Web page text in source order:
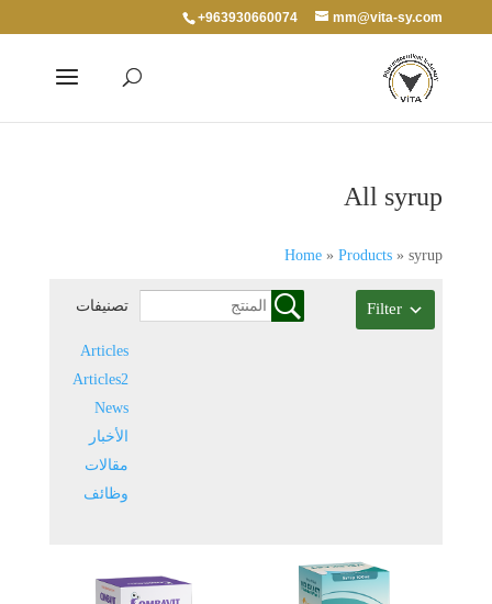
+963930660074 mm@vita-sy.com
All syrup
Home »Products »syrup
تصنيفات
Articles
Articles2
News
الأخبار
مقالات
وظائف
Filter